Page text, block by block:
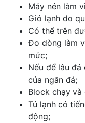
Máy nén làm
Gió lạnh do
Có thể trên
Đo dòng làm
mức;
Nếu để lâu
của ngăn đá;
Block chạy
Tủ lạnh có
động;